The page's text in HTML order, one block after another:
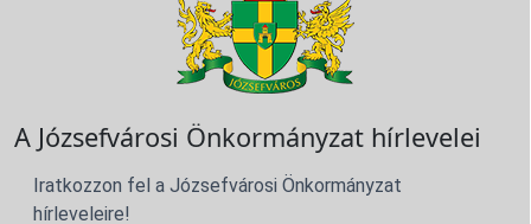
A Józsefvárosi Önkormányzat hírlevelei
Iratkozzon fel a Józsefvárosi Önkormányzat
hírleveleire!